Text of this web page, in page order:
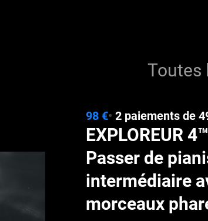
Toutes
98 €• 2 paiements de
EXPLOREUR
Passer de
intermédiaire
morceaux